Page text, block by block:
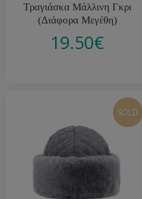
Τραγιάσκα Μάλλινη Γκρι
(Διάφορα Μεγέθη)
19.50€
SOLD